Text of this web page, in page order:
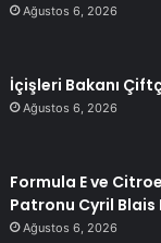
Ağustos 6, 2026
İçişleri Bakanı
Ağustos 6, 2026
Formula E ve
Patronu Cyril Blais
Ağustos 6, 2026